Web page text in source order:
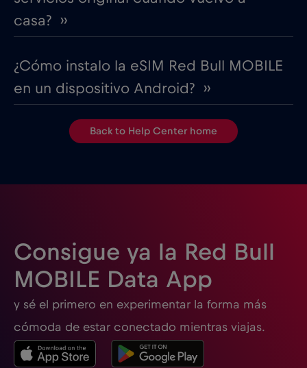
casa? ››
¿Cómo instalo la eSIM Red Bull MOBILE
en un dispositivo Android? ››
Back to Help Center home
Consigue ya la Red Bull
MOBILE Data App
y sé el primero en experimentar la forma más
cómoda de estar conectado mientras viajas.